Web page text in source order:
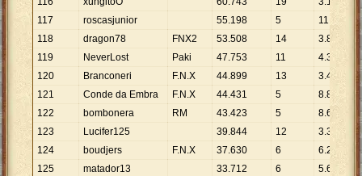
117
roscasjunior 55.198 5 11
040
118
dragon78 FNX2 53.508 14 3.822
119
NeverLost Paki 47.753 11 4.341
120
Branconeri F.N.X 44.899 13 3.454
121
Conde da Embra F.N.X 44.431 5 8.886
122
bombonera RM 43.423 5 8.685
123
Lucifer125 39.844 12 3.320
124
boudjers F.N.X 37.630 6 6.272
125
matador13 33.712 6 5.619